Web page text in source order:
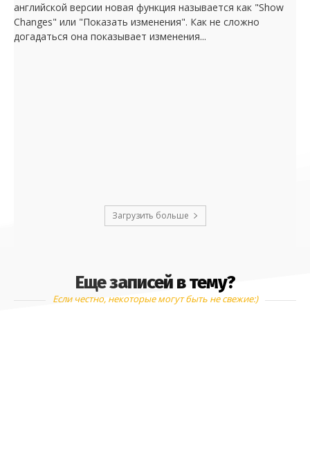
английской версии новая функция называется как "Show
Changes" или "Показать изменения". Как не сложно
догадаться она показывает изменения...
Загрузить больше
Еще записей в тему?
Если честно, некоторые могут быть не свежие:)